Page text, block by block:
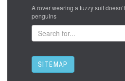
A rover wearing a fuzzy suit
penguins
SITEMAP